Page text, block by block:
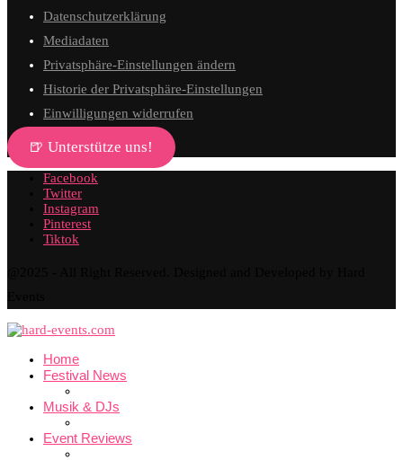
Datenschutzerklärung
Mediadaten
Privatsphäre-Einstellungen ändern
Historie der Privatsphäre-Einstellungen
Einwilligungen widerrufen
🍺 Unterstütze uns!
Facebook
Twitter
Instagram
Pinterest
Tiktok
Home
Festival News
Musik & DJs
Event Reviews